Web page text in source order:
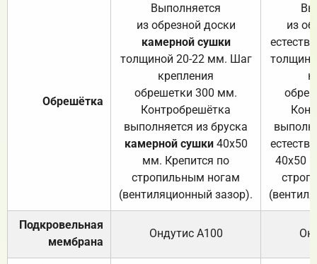
Обрешётка
Выполняется
из обрезной доски
камерной сушки
толщиной 20-22 мм. Шаг
крепления
обрешетки 300 мм.
Контробрешётка
выполняется из бруска
камерной сушки40х50
мм. Крепится по
стропильным ногам
(вентиляционный зазор).
из
40х50
Подкровельная
мембрана
Ондутис А100